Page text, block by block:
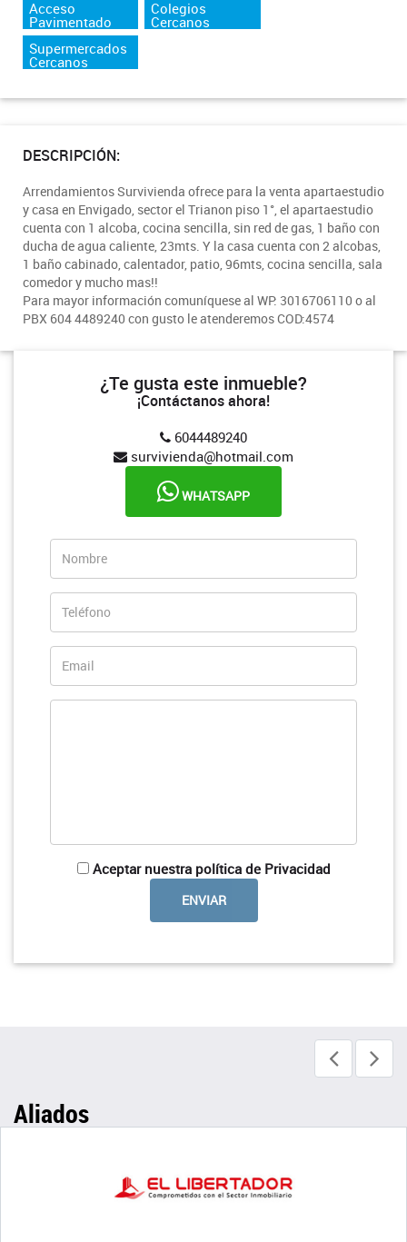
Acceso
Pavimentado
Colegios
Cercanos
Supermercados
Cercanos
DESCRIPCIÓN:
Arrendamientos Survivienda ofrece para la venta apartaestudio
y casa en Envigado, sector el Trianon piso 1°, el apartaestudio
cuenta con 1 alcoba, cocina sencilla, sin red de gas, 1 baño con
ducha de agua caliente, 23mts. Y la casa cuenta con 2 alcobas,
1 baño cabinado, calentador, patio, 96mts, cocina sencilla, sala
comedor y mucho mas!!
Para mayor información comuníquese al WP: 3016706110 o al
PBX 604 4489240 con gusto le atenderemos COD:4574
¿Te gusta este inmueble?
¡Contáctanos ahora!
6044489240
survivienda@hotmail.com
WHATSAPP
Aceptar nuestra política de Privacidad
Aliados